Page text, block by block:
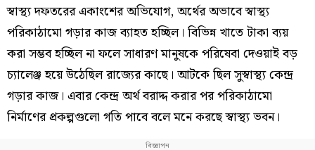
স্বাস্থ্য দফতরের একাংশের অভিযোগ, অর্থের অভাবে স্বাস্থ্য
পরিকাঠামো গড়ার কাজ ব্যাহত হচ্ছিল। বিভিন্ন খাতে টাকা ব্যয়
করা সম্ভব হচ্ছিল না ফলে সাধারণ মানুষকে পরিষেবা দেওয়াই বড়
চ্যালেঞ্জ হয়ে উঠেছিল রাজ্যের কাছে। আটকে ছিল সুস্বাস্থ্য কেন্দ্র
গড়ার কাজ। এবার কেন্দ্র অর্থ বরাদ্দ করার পর পরিকাঠামো
নির্মাণের প্রকল্পগুলো গতি পাবে বলে মনে করছে স্বাস্থ্য ভবন।